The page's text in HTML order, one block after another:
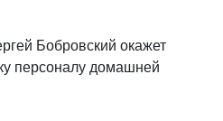
Бобровский окажет
персоналу домашней